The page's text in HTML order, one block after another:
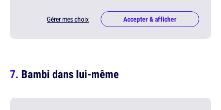
Gérer mes choix Accepter & afficher
Bambi dans lui-même